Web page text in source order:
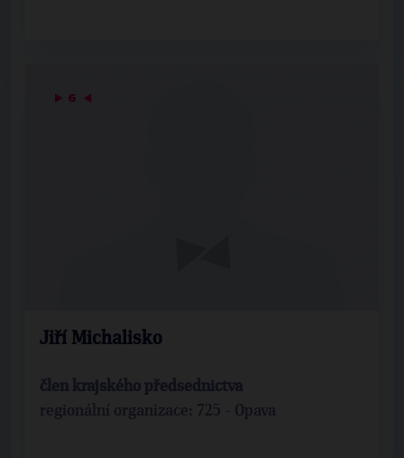
▶ 6 ◀
Jiří Michalisko
člen krajského předsednictva
regionální organizace: 725 - Opava